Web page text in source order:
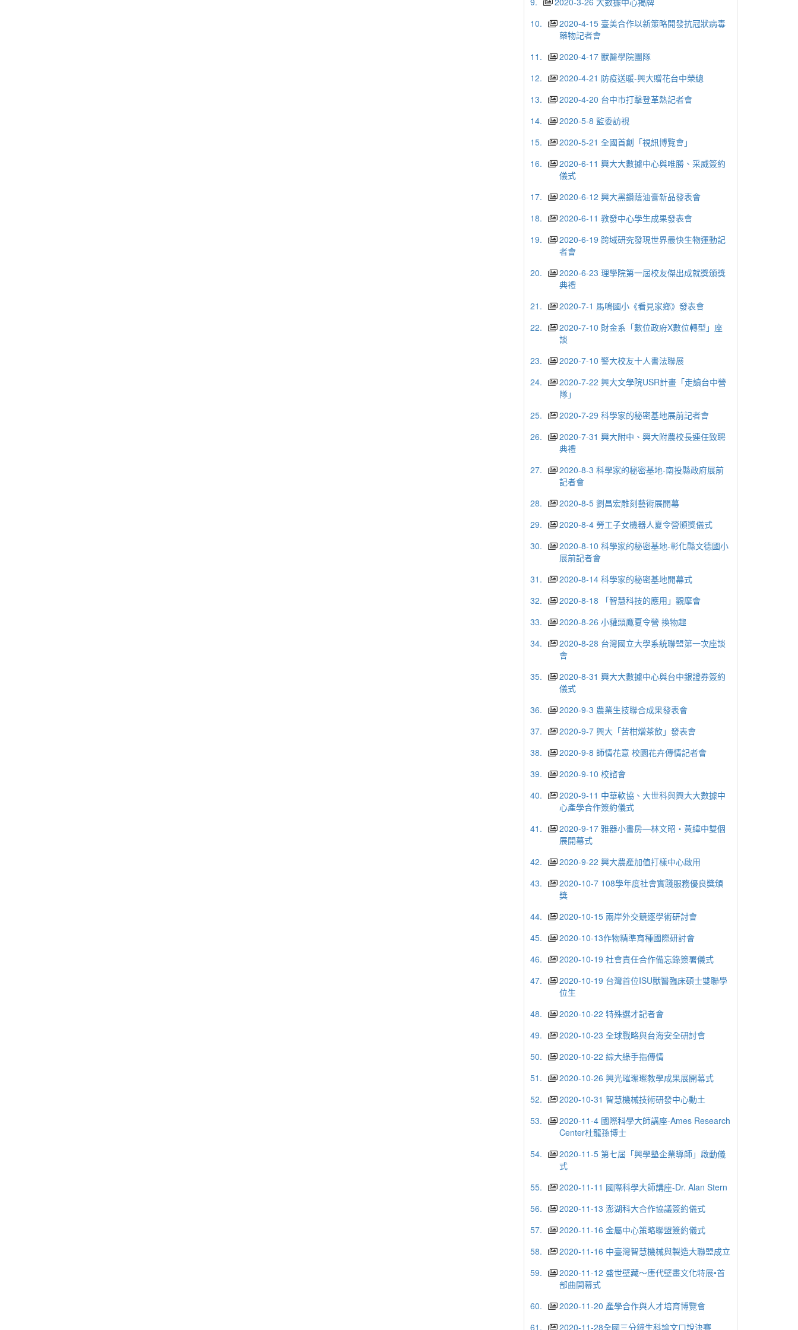
10.
2020-4-15 臺美合作以新策略開發抗冠狀病毒
藥物記者會
11.
2020-4-17 獸醫學院團隊
12.
2020-4-21 防疫送暖-興大贈花台中榮總
13.
2020-4-20 台中市打擊登革熱記者會
14.
2020-5-8 監委訪視
15.
2020-5-21 全國首創「視訊博覽會」
16.
2020-6-11 興大大數據中心與唯勝、采威簽約
儀式
17.
2020-6-12 興大黑鑽蔭油膏新品發表會
18.
2020-6-11 教發中心學生成果發表會
19.
2020-6-19 跨域研究發現世界最快生物運動記
者會
20.
2020-6-23 理學院第一屆校友傑出成就獎頒獎
典禮
21.
2020-7-1 馬鳴國小《看見家鄉》發表會
22.
2020-7-10 財金系「數位政府X數位轉型」座
談
23.
2020-7-10 警大校友十人書法聯展
24.
2020-7-22 興大文學院USR計畫「走讀台中營
隊」
25.
2020-7-29 科學家的秘密基地展前記者會
26.
2020-7-31 興大附中、興大附農校長連任致聘
典禮
27.
2020-8-3 科學家的秘密基地-南投縣政府展前
記者會
28.
2020-8-5 劉昌宏雕刻藝術展開幕
29.
2020-8-4 勞工子女機器人夏令營頒獎儀式
30.
2020-8-10 科學家的秘密基地-彰化縣文德國小
展前記者會
31.
2020-8-14 科學家的秘密基地開幕式
32.
2020-8-18 「智慧科技的應用」觀摩會
33.
2020-8-26 小貛頭鷹夏令營 換物趣
34.
2020-8-28 台灣國立大學系統聯盟第一次座談
會
35.
2020-8-31 興大大數據中心與台中銀證券簽約
儀式
36.
2020-9-3 農業生技聯合成果發表會
37.
2020-9-7 興大「苦柑熷茶飲」發表會
38.
2020-9-8 師情花意 校園花卉傳情記者會
39.
2020-9-10 校諮會
40.
2020-9-11 中華軟協、大世科與興大大數據中
心產學合作簽約儀式
41.
2020-9-17 雅器小書房―林文昭・黃緯中雙個
展開幕式
42.
2020-9-22 興大農產加值打樣中心啟用
43.
2020-10-7 108學年度社會實踐服務優良獎頒
獎
44.
2020-10-15 兩岸外交競逐學術研討會
45.
2020-10-13作物精準育種國際研討會
46.
2020-10-19 社會責任合作備忘錄簽署儀式
47.
2020-10-19 台灣首位ISU獸醫臨床碩士雙聯學
位生
48.
2020-10-22 特殊選才記者會
49.
2020-10-23 全球戰略與台海安全研討會
50.
2020-10-22 綜大綠手指傳情
51.
2020-10-26 興光璀璨璨教學成果展開幕式
52.
2020-10-31 智慧機械技術研發中心動土
53.
2020-11-4 國際科學大師講座-Ames Research
Center杜龍孫博士
54.
2020-11-5 第七屆「興學塾企業導師」啟動儀
式
55.
2020-11-11 國際科學大師講座-Dr. Alan Stern
56.
2020-11-13 澎湖科大合作協議簽約儀式
57.
2020-11-16 金屬中心策略聯盟簽約儀式
58.
2020-11-16 中臺灣智慧機械與製造大聯盟成立
59.
2020-11-12 盛世壁藏～唐代壁畫文化特展•首
部曲開幕式
60.
2020-11-20 產學合作與人才培育博覽會
61.
2020-11-28全國三分鐘生科論文口說決賽